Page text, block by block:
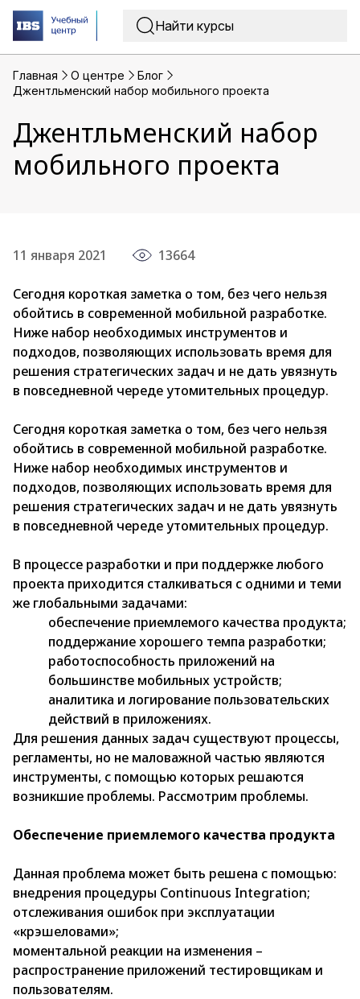
Главная O центре
Блог
Джентльменский набор мобильного проекта
Джентльменский набор
мобильного проекта
11 января 2021 13664
Сегодня короткая заметка о том, без чего нельзя
обойтись в современной мобильной разработке.
Ниже набор необходимых инструментов и
подходов, позволяющих использовать время для
решения стратегических задач и не дать увязнуть
в повседневной череде утомительных процедур.
Сегодня короткая заметка о том, без чего нельзя
обойтись в современной мобильной разработке.
Ниже набор необходимых инструментов и
подходов, позволяющих использовать время для
решения стратегических задач и не дать увязнуть
в повседневной череде утомительных процедур.
В процессе разработки и при поддержке любого
проекта приходится сталкиваться с одними и теми
же глобальными задачами:
обеспечение приемлемого качества продукта;
поддержание хорошего темпа разработки;
работоспособность приложений на
большинстве мобильных устройств;
аналитика и логирование пользовательских
действий в приложениях.
Для решения данных задач существуют процессы,
регламенты, но не маловажной частью являются
инструменты, с помощью которых решаются
возникшие проблемы. Рассмотрим проблемы.
Обеспечение приемлемого качества продукта
Данная проблема может быть решена с помощью:
внедрения процедуры Continuous Integration;
отслеживания ошибок при эксплуатации
«крэшеловами»;
моментальной реакции на изменения –
распространение приложений тестировщикам и
пользователям.